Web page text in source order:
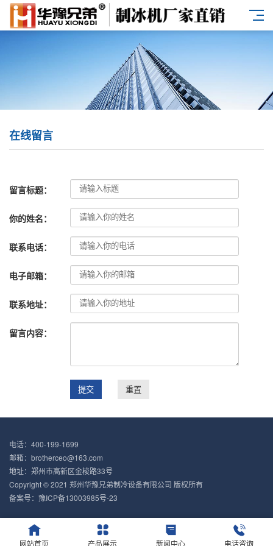
在线留言
留言标题：
你的姓名：
联系电话：
电子邮箱：
联系地址：
留言内容：
电话：400-199-1699
邮箱：brotherceo@163.com
地址：郑州市高新区金梭路33号
Copyright © 2021 郑州华豫兄弟制冷设备有限公司 版权所有
备案号： 豫ICP备13003985号-23
网站首页 产品展示 新闻中心 电话咨询